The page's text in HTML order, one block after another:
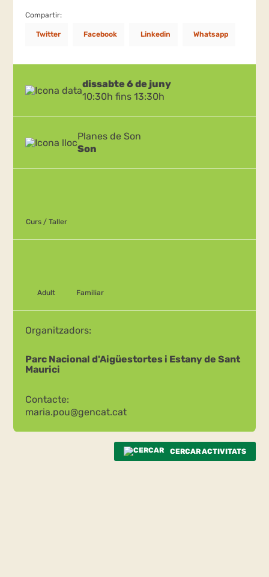
Compartir:
Twitter Facebook Linkedin Whatsapp
dissabte 6 de juny
10:30h fins 13:30h
Planes de Son
Son
Curs / Taller
Adult Familiar
Organitzadors:
Parc Nacional d'Aigüestortes i Estany de Sant
Maurici
Contacte:
maria.pou@gencat.cat
CERCAR ACTIVITATS